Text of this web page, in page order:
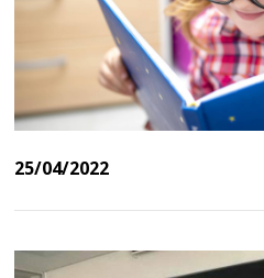
25/04/2022